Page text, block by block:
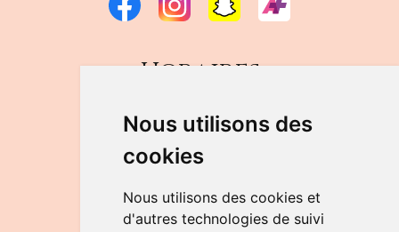
Nous utilisons des
cookies
Nous utilisons des cookies et
d'autres technologies de suivi
Horaires
DU LUNDI AU VENDREDI
de 9h à 12h30 et de 14h à 18h
LE SAMEDI
de 9h à 12h30